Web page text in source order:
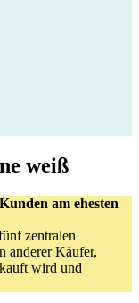
weiß
am ehesten
zentralen
anderer Käufer,
wird und